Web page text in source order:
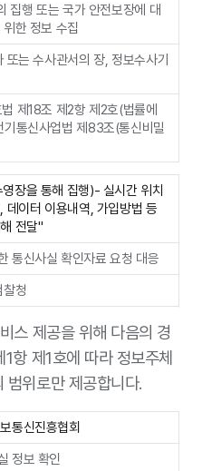
집행 또는 국가 안전보장에 대
한 정보 수집
또는 수사관서의 장, 정보수사기
제18조 제2항 제2호(법률에
기통신사업법 제83조(통신비밀
장을 통해 집행)- 실시간 위치
데이터 이용내역, 가입방법 등
전달"
통신사실 확인자료 요청 대응
찰청
법 제18조 제2항 제2호(법률에
비밀보호법 제13조(범죄수사를
인자료 제공의 절차) 및 동법 제
신사업자의 협조의무)"
스 제공을 위해 다음의 경
항 제1호에 따라 정보주체
범위로만 제공합니다.
통신진흥협회
정보 확인